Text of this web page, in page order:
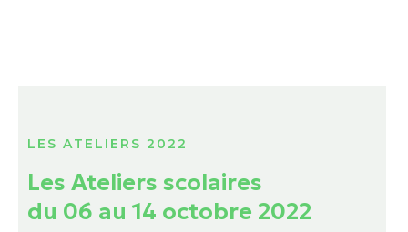
LES ATELIERS 2022
Les Ateliers scolaires
du 06 au 14 octobre 2022